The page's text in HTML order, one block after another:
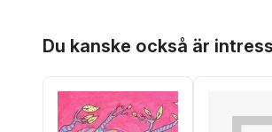
Du kanske också är